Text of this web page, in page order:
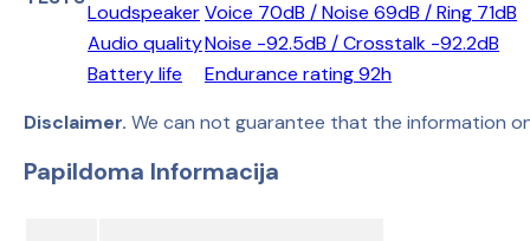
LoudspeakerVoice 70dB / Noise 69dB / Ring 71dB
Audio qualityNoise -92.5dB / Crosstalk -92.2dB
Battery life
Endurance rating 92h
Disclaimer. We can not guarantee that the information
Papildoma Informacija